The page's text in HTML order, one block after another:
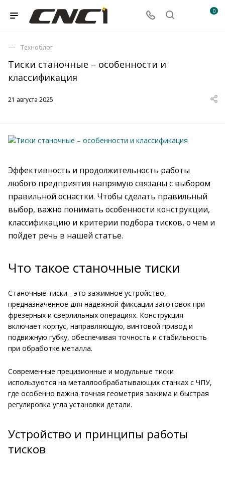
0
Тиски станочные – особенности и
классификация
Техноблог
21 августа 2025
Эффективность и продолжительность работы
любого предприятия напрямую связаны с выбором
правильной оснастки. Чтобы сделать правильный
выбор, важно понимать особенности конструкции,
классификацию и критерии подбора тисков, о чем и
пойдет речь в нашей статье.
Что такое станочные тиски
Станочные тиски - это зажимное устройство,
предназначенное для надежной фиксации заготовок при
фрезерных и сверлильных операциях. Конструкция
включает корпус, направляющую, винтовой привод и
подвижную губку, обеспечивая точность и стабильность
при обработке металла.
Современные прецизионные и модульные тиски
используются на металлообрабатывающих станках с ЧПУ,
где особенно важна точная геометрия зажима и быстрая
регулировка угла установки детали.
Устройство и принципы работы
тисков